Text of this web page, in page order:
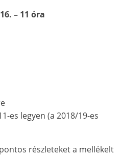
– 11 óra
es legyen (a 2018/19-es
részleteket a mellékelt